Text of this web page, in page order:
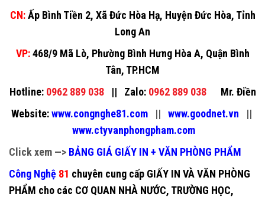
CN:Ấp Bình Tiền 2, Xã Đức Hòa Hạ, Huyện Đức Hòa, Tỉnh
Long An
VP:468/9 Mã Lò, Phường Bình Hưng Hòa A, Quận Bình
Tân, TP.HCM
Hotline:0962 889 038 || Zalo:0962 889 038 Mr. Điền
Website: www.congnghe81.com|| www.goodnet.vn ||
www.ctyvanphongpham.com
Click xem —> BẢNG GIÁ GIẤY IN + VĂN PHÒNG PHẨM
Công Nghệ 81 chuyên cung cấp GIẤY IN VÀ VĂN PHÒNG
PHẨM cho các CƠ QUAN NHÀ NƯỚC, TRƯỜNG HỌC,